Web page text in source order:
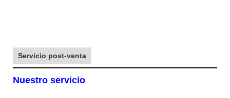
Servicio post-venta
Nuestro servicio